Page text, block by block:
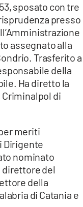
sposato con tre
presso
assegnato alla
Trasferito a
della
Ha diretto la
Criminalpol di
meriti
Dirigente
nominato
direttore del
della
di Catania e